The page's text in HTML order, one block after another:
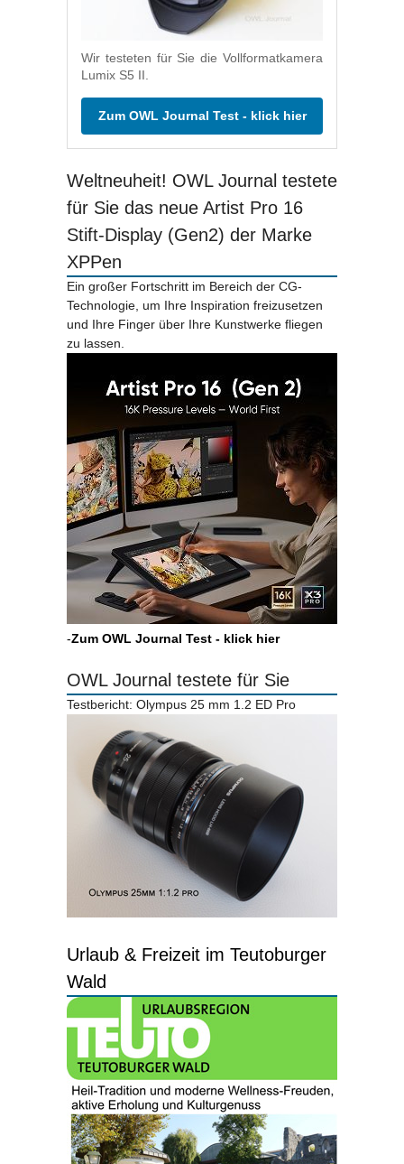
Wir testeten für Sie die Vollformatkamera
Lumix S5 II.
Zum OWL Journal Test - klick hier
Weltneuheit! OWL Journal testete
für Sie das neue Artist Pro 16
Stift-Display (Gen2) der Marke
XPPen
Ein großer Fortschritt im Bereich der CG-
Technologie, um Ihre Inspiration freizusetzen
und Ihre Finger über Ihre Kunstwerke fliegen
zu lassen.
-Zum OWL Journal Test - klick hier
OWL Journal testete für Sie
Testbericht: Olympus 25 mm 1.2 ED Pro
Urlaub & Freizeit im Teutoburger
Wald